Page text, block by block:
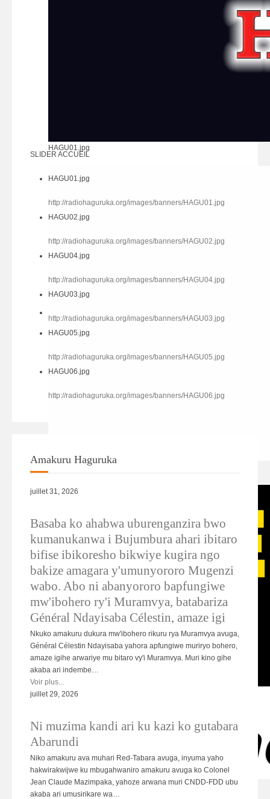
HAGU01.jpg
HAGU02.jpg
HAGU04.jpg
SLIDER ACCUEIL
HAGU01.jpg
http://radiohaguruka.org/images/banners/HAGU01.jpg
HAGU02.jpg
http://radiohaguruka.org/images/banners/HAGU02.jpg
HAGU04.jpg
http://radiohaguruka.org/images/banners/HAGU04.jpg
HAGU03.jpg
http://radiohaguruka.org/images/banners/HAGU03.jpg
HAGU05.jpg
http://radiohaguruka.org/images/banners/HAGU05.jpg
HAGU06.jpg
http://radiohaguruka.org/images/banners/HAGU06.jpg
Amakuru Haguruka
juillet 31, 2026
Basaba ko ahabwa uburenganzira bwo
kumanukanwa i Bujumbura ahari ibitaro
bifise ibikoresho bikwiye kugira ngo
bakize amagara y'umunyororo Mugenzi
wabo. Abo ni abanyororo bapfungiwe
mw'ibohero ry'i Muramvya, batabariza
Général Ndayisaba Célestin, amaze igi
Nkuko amakuru dukura mw'ibohero rikuru rya Muramvya avuga,
Général Célestin Ndayisaba yahora apfungiwe muriryo bohero,
amaze igihe arwariye mu bitaro vy'i Muramvya. Muri kino gihe
akaba ari indembe…
Voir plus...
juillet 29, 2026
Ni muzima kandi ari ku kazi ko gutabara
Abarundi
Niko amakuru ava muhari Red-Tabara avuga, inyuma yaho
hakwirakwijwe ku mbugahwaniro amakuru avuga ko Colonel
Jean Claude Mazimpaka, yahoze arwana muri CNDD-FDD ubu
akaba ari umusirikare wa…